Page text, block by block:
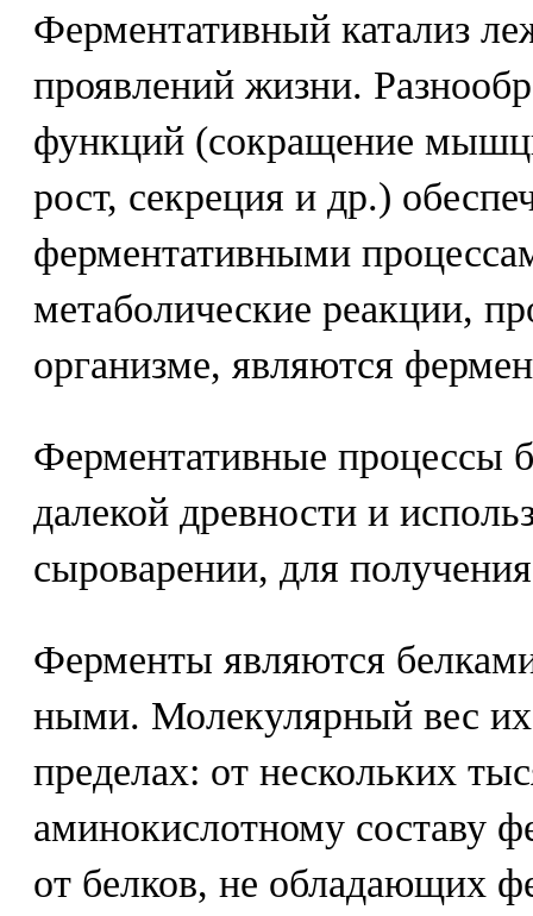
Ферментативный катализ
проявлений жизни.
функций (сокращение
рост, секреция и др.)
ферментативными
метаболические реакции,
организме, являются
Ферментативные процессы
далекой древности и
сыроварении, для
Ферменты являются
ными. Молекулярный вес
пределах: от нескольких
аминокислотному составу
от белков, не обладающих